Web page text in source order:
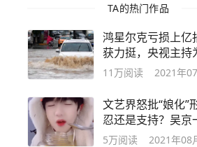
TA的热门作品
鸿星尔克亏损上亿
获力挺，央视主持
11万阅读 2021年
文艺界怒批“娘化”
忍还是支持？吴京
好
5万阅读 2021年08